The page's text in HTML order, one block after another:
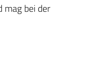
mag bei der